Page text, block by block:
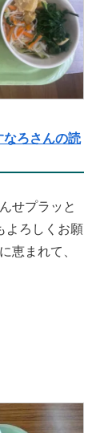
なろさんの読
せプラッと
よろしくお願
恵まれて、